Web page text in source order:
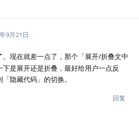
9月21日
。现在就差一点了，那个「展开/折叠文中
是展开还是折叠，最好给用户一点反
隐藏代码」的切换。
回复